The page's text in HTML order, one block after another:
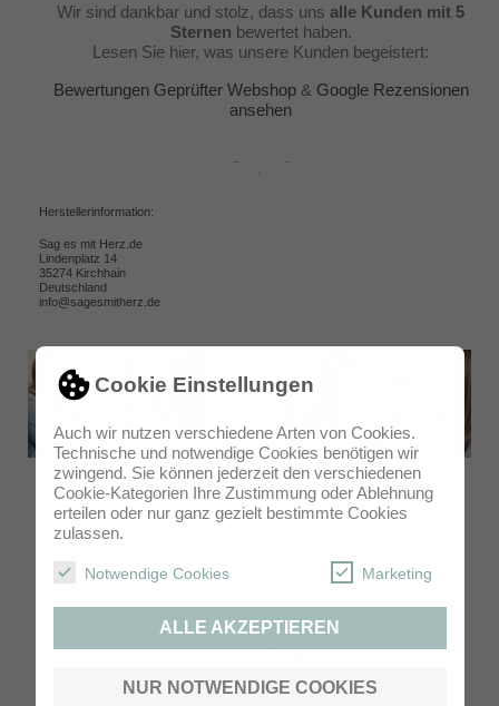
Cookie Einstellungen
Auch wir nutzen verschiedene Arten von Cookies.
Technische und notwendige Cookies benötigen wir
zwingend. Sie können jederzeit den verschiedenen
Cookie-Kategorien Ihre Zustimmung oder Ablehnung
erteilen oder nur ganz gezielt bestimmte Cookies
zulassen.
Notwendige Cookies Marketing
ALLE AKZEPTIEREN
NUR NOTWENDIGE COOKIES
Wir sind dankbar und stolz, dass uns alle Kunden mit 5
Sternen bewertet haben.
Lesen Sie hier, was unsere Kunden begeistert:
Bewertungen Geprüfter Webshop& Google Rezensionen
ansehen
Herstellerinformation:
Sag es mit Herz.de
Lindenplatz 14
35274 Kirchhain
Deutschland
info@sagesmitherz.de
Individuelle Gestaltung
inklusive!